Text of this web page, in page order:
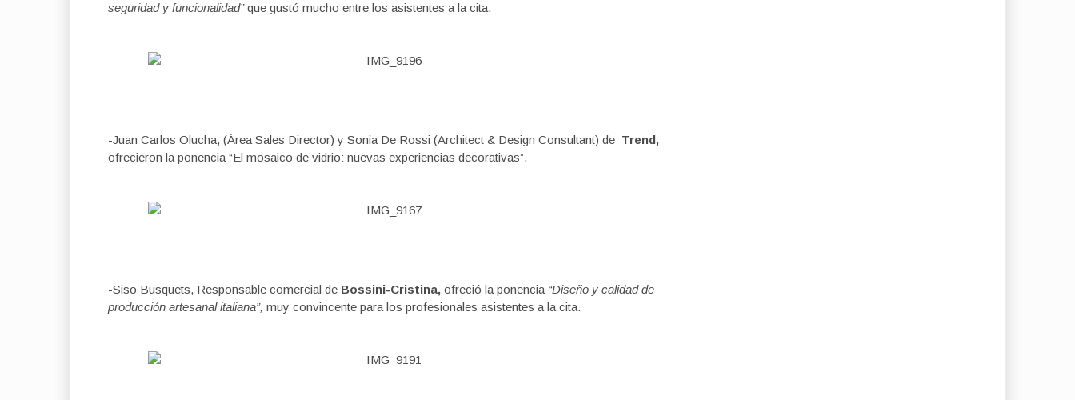
seguridad y funcionalidad”que gustó mucho entre los asistentes a la cita.
-Juan Carlos Olucha, (Área Sales Director) y Sonia De Rossi (Architect & Design Consultant) de Trend,
ofrecieron la ponencia “El mosaico de vidrio: nuevas experiencias decorativas”.
-Siso Busquets, Responsable comercial de Bossini-Cristina, ofreció la ponencia “Diseño y calidad de
producción artesanal italiana”, muy convincente para los profesionales asistentes a la cita.